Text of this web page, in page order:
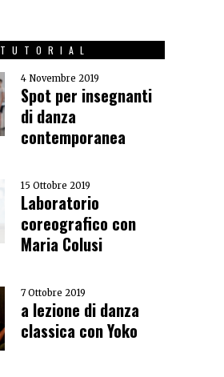
TUTORIAL
4 Novembre 2019
Spot per insegnanti
di danza
contemporanea
15 Ottobre 2019
Laboratorio
coreografico con
Maria Colusi
7 Ottobre 2019
a lezione di danza
classica con Yoko